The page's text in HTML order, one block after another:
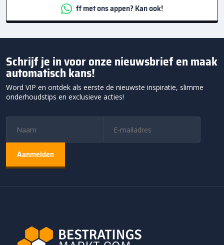
ff met ons appen? Kan ook!
Schrijf je in voor onze nieuwsbrief en maak
automatisch kans!
Word VIP en ontdek als eerste de nieuwste inspiratie, slimme
onderhoudstips en exclusieve acties!